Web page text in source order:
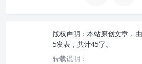
版权声明： 本站原创文章，由
5发表，共计45字。
转载说明：